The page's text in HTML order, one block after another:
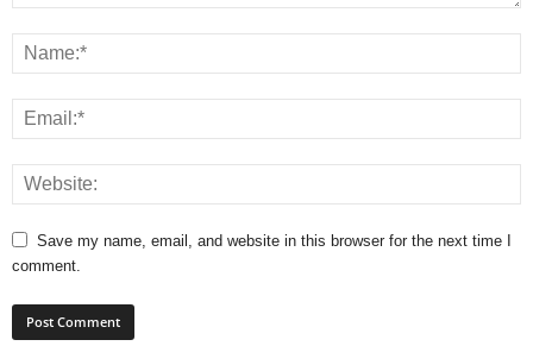
Save my name, email, and website in this browser for the next time I
comment.